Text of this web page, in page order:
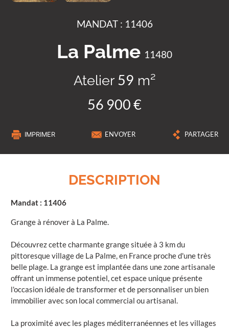
MANDAT : 11406
La Palme 11480
Atelier 59 m²
56 900 €
IMPRIMER ENVOYER PARTAGER
DESCRIPTION
Mandat : 11406
Grange à rénover à La Palme.
Découvrez cette charmante grange située à 3 km du
pittoresque village de La Palme, en France proche d'une très
belle plage. La grange est implantée dans une zone artisanale
offrant un immense potentiel, cet espace unique présente
l'occasion idéale de transformer et de personnaliser un bien
immobilier avec son local commercial ou artisanal.
La proximité avec les plages méditerranéennes et les villages